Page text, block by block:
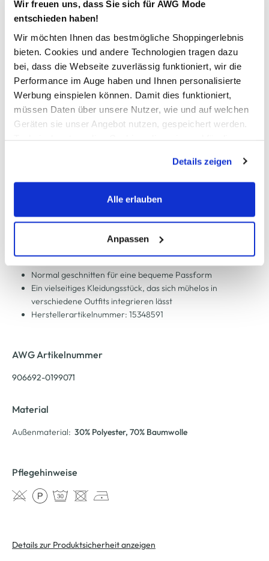
Wir freuen uns, dass Sie sich für AWG Mode
entschieden haben!
Wir möchten Ihnen das bestmögliche Shoppingerlebnis
bieten. Cookies und andere Technologien tragen dazu
bei, dass die Webseite zuverlässig funktioniert, wir die
Performance im Auge haben und Ihnen personalisierte
Werbung einspielen können. Damit dies funktioniert,
müssen Daten über unsere Nutzer, wie und auf welchen
Geräten sie unser Angebot nutzen, gespeichert werden.
werden, werden bei der Nutzung der Webseite auf jeden
Fall gesetzt. Cookies von Drittanbietern für Analyse- oder
Trackingzwecke werden nur dann aktiviert, wenn Sie das
erlauben" bzw. "Alle erlauben" klicken. Mehr dazu
(einschließlich der Möglichkeit, die Einwilligungserklärung
zu ändern oder zu widerrufen) erfahren Sie in unserem
Cookie-Hinweisbzw. derDatenschutzerklärung.
Details zeigen
Alle erlauben
Anpassen
Kostenfreie Rücksendung innerhalb 14 Tage
Kostenlose Filiallieferung in Ihre Wunschfiliale
Zur Wunschliste hinzufügen
Weicher Strickpullover für Damen von Only – perfekt für
den Frühling und Sommer
Rundhals-Ausschnitt für einen klassischen und bequemen
Kurzarm-Design für angenehmen Tragekomfort bei
Normal geschnitten für eine bequeme Passform
Ein vielseitiges Kleidungsstück, das sich mühelos in
verschiedene Outfits integrieren lässt
Herstellerartikelnummer: 15348591
AWG Artikelnummer
906692-0199071
Material
Außenmaterial: 30% Polyester, 70% Baumwolle
Pflegehinweise
Details zur Produktsicherheit anzeigen